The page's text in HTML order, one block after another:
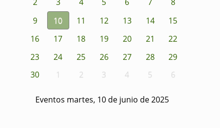
9
10 11 12 13 14
15
16
17 18 19 20 21
22
23
24 25 26 27 28
29
30
1 2 3 4 5 6
Eventos martes, 10 de junio de 2025